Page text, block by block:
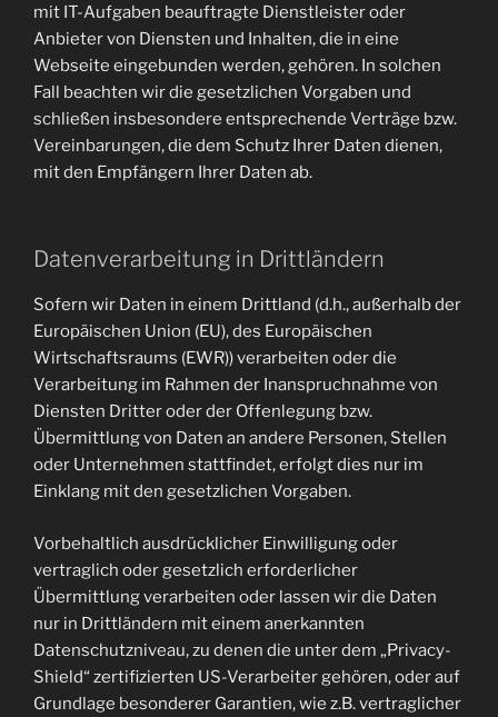
mit IT-Aufgaben beauftragte Dienstleister oder
Anbieter von Diensten und Inhalten, die in eine
Webseite eingebunden werden, gehören. In solchen
Fall beachten wir die gesetzlichen Vorgaben und
schließen insbesondere entsprechende Verträge bzw.
Vereinbarungen, die dem Schutz Ihrer Daten dienen,
mit den Empfängern Ihrer Daten ab.
Datenverarbeitung in Drittländern
Sofern wir Daten in einem Drittland (d.h., außerhalb der
Europäischen Union (EU), des Europäischen
Wirtschaftsraums (EWR)) verarbeiten oder die
Verarbeitung im Rahmen der Inanspruchnahme von
Diensten Dritter oder der Offenlegung bzw.
Übermittlung von Daten an andere Personen, Stellen
oder Unternehmen stattfindet, erfolgt dies nur im
Einklang mit den gesetzlichen Vorgaben.
Vorbehaltlich ausdrücklicher Einwilligung oder
vertraglich oder gesetzlich erforderlicher
Übermittlung verarbeiten oder lassen wir die Daten
nur in Drittländern mit einem anerkannten
Datenschutzniveau, zu denen die unter dem „Privacy-
Shield“ zertifizierten US-Verarbeiter gehören, oder auf
Grundlage besonderer Garantien, wie z.B. vertraglicher